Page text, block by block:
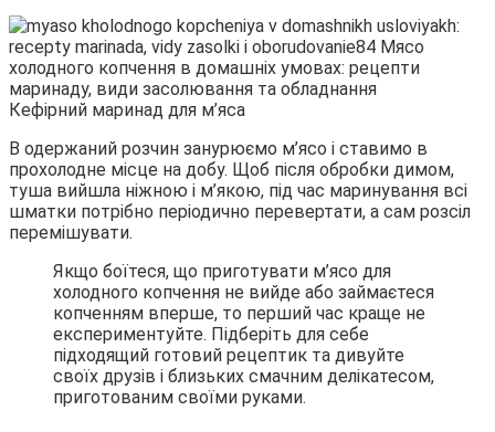
Кефірний маринад для м’яса
В одержаний розчин занурюємо м’ясо і ставимо в
прохолодне місце на добу. Щоб після обробки димом,
туша вийшла ніжною і м’якою, під час маринування всі
шматки потрібно періодично перевертати, а сам розсіл
перемішувати.
Якщо боїтеся, що приготувати м’ясо для
холодного копчення не вийде або займаєтеся
копченням вперше, то перший час краще не
експериментуйте. Підберіть для себе
підходящий готовий рецептик та дивуйте
своїх друзів і близьких смачним делікатесом,
приготованим своїми руками.